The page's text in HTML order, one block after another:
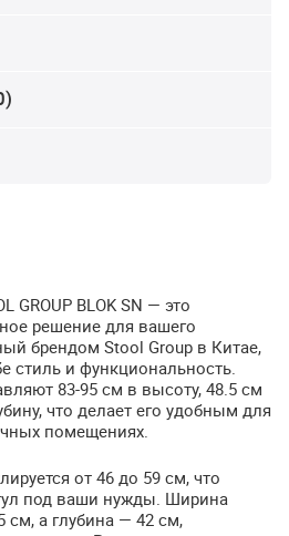
GROUP BLOK SN — это
решение для вашего
брендом Stool Group в Китае,
стиль и функциональность.
83-95 см в высоту, 48.5 см
что делает его удобным для
помещениях.
от 46 до 59 см, что
под ваши нужды. Ширина
см, а глубина — 42 см,